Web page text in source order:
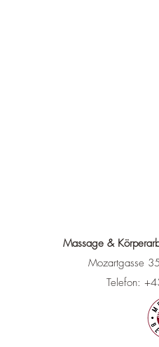
Massage &
Mozartgasse
Telefon: